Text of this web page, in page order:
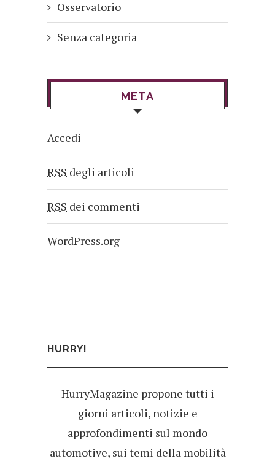
Osservatorio
Senza categoria
META
Accedi
RSS degli articoli
RSS dei commenti
WordPress.org
HURRY!
HurryMagazine propone tutti i
giorni articoli, notizie e
approfondimenti sul mondo
automotive, sui temi della mobilità